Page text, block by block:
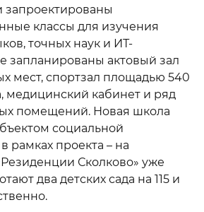
запроектированы
классы для изучения
точных наук и ИТ-
запланированы актовый зал
мест, спортзал площадью 540
медицинский кабинет и ряд
помещений. Новая школа
социальной
рамках проекта – на
Сколково» уже
два детских сада на 115 и